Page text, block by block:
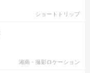
ショートトリップ
湘南・撮影ロケーション